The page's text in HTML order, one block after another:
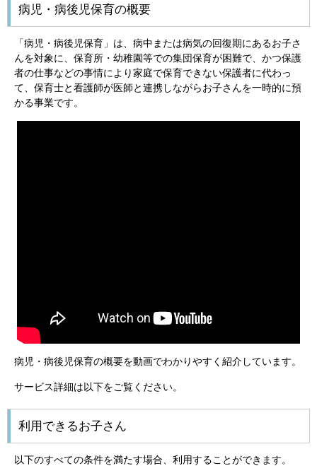
病児・病後児保育の概要
「病児・病後児保育」は、病中または病気の回復期にあるお子さ
んを対象に、保育所・幼稚園等での集団保育が困難で、かつ保護
者の仕事などの事情により家庭で保育できない保護者に代わっ
て、保育士と看護師が医師と連携しながらお子さんを一時的に預
かる事業です。
病児・病後児保育の概要を動画でわかりやすく紹介しています。
サービス詳細は以下をご覧ください。
利用できるお子さん
以下のすべての条件を満たす場合、利用することができます。